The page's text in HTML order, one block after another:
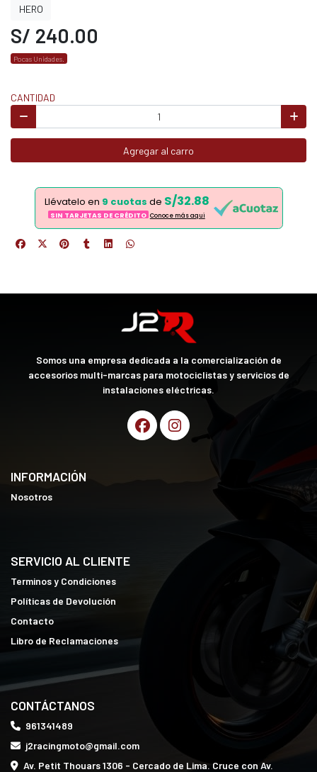
HERO
S/ 240.00
Pocas Unidades.
CANTIDAD
Agregar al carro
Llévatelo en 9 cuotas de S/32.88
SIN TARJETAS DE CRÉDITO Conoce más aqui
Somos una empresa dedicada a la comercialización de
accesorios multi-marcas para motociclistas y servicios de
instalaciones eléctricas.
INFORMACIÓN
Nosotros
SERVICIO AL CLIENTE
Terminos y Condiciones
Políticas de Devolución
Contacto
Libro de Reclamaciones
CONTÁCTANOS
961341489
j2racingmoto@gmail.com
Av. Petit Thouars 1306 - Cercado de Lima. Cruce con Av.